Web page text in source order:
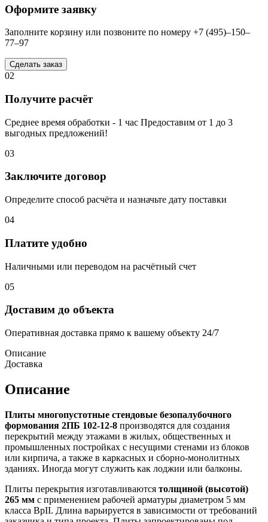
Оформите заявку
Заполните корзину или позвоните по номеру +7 (495)–150–
77–97
Сделать заказ
02
Получите расчёт
Среднее время обработки - 1 час Предоставим от 1 до 3
выгодных предложений!
03
Заключите договор
Определите способ расчёта и назначьте дату поставки
04
Платите удобно
Наличными или переводом на расчётный счет
05
Доставим до объекта
Оперативная доставка прямо к вашему объекту 24/7
Описание
Доставка
Описание
Плиты многопустотные стендовые безопалубочного
формования 2ПБ 102-12-8 производятся для создания
перекрытий между этажами в жилых, общественных и
промышленных постройках с несущими стенами из блоков
или кирпича, а также в каркасных и сборно-монолитных
зданиях. Иногда могут служить как лоджии или балконы.
Плиты перекрытия изготавливаются толщиной (высотой)
265 мм с применением рабочей арматуры диаметром 5 мм
класса BpII. Длина варьируется в зависимости от требований